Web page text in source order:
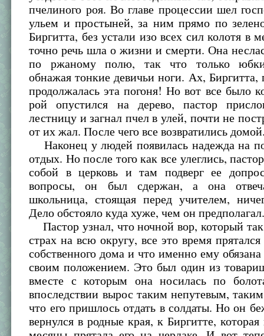
пчелиного роя. Во главе процессии шел
ульем и простыней, за ним прямо по
Биргитта, без устали изо всех сил колотя в
точно речь шла о жизни и смерти. Она
по ржаному полю, так что только юбки
обнажая тонкие девичьи ноги. Ах, Биргитта,
продолжалась эта погоня! Но вот все было
рой опустился на дерево, пастор
лестницу и загнал пчел в улей, почти не
от их жал. После чего все возвратились
Наконец у людей появилась надежда на
отдых. Но после того как все улеглись,
собой в церковь и там подверг ее
вопросы, он был сдержан, а она
школьница, стоящая перед учителем,
Дело обстояло куда хуже, чем он
Пастор узнал, что ночной вор, который
страх на всю округу, все это время прятался
собственного дома и что именно ему
своим положением. Это был один из
вместе с которым она носилась по
впоследствии вырос таким непутевым,
что его пришлось отдать в солдаты. Но он
вернулся в родные края, к Биргитте, которая